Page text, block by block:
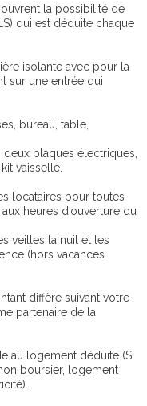
la possibilité de
qui est déduite chaque
isolante avec pour la
sur une entrée qui
bureau, table,
deux plaques électriques,
vaisselle.
locataires pour toutes
heures d’ouverture du
veilles la nuit et les
(hors vacances
diffère suivant votre
partenaire de la
au logement déduite (Si
boursier, logement